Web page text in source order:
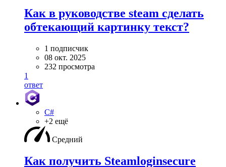
Как в руководстве steam сделать
обтекающий картинку текст?
1 подписчик
08 окт. 2025
232 просмотра
1
ответ
C#
+2 ещё
Средний
Как получить Steamloginsecure